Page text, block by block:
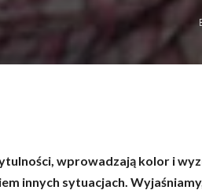
wprowadzają kolor i
innych sytuacjach.